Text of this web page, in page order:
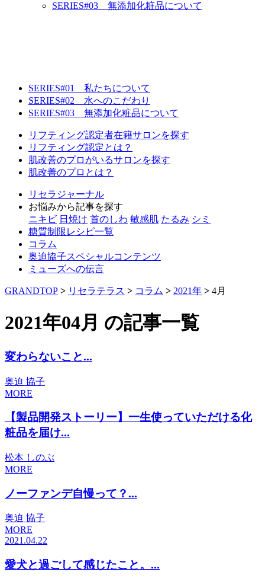
SERIES#03 無添加化粧品について
SERIES#01 私たちについて
SERIES#02 水へのこだわり
SERIES#03 無添加化粧品について
リフティング認定者在籍サロンを探す
リフティング認定とは？
肌改善のプロがいるサロンを探す
肌改善のプロとは？
リセラジャーナル
お悩みから記事を探す
ニキビ 日焼け 首のしわ 敏感肌 たるみ シミ
糖質制限レシピ一覧
コラム
奥迫協子スペシャルコンテンツ
ミューズへの伝言
GRANDTOP > リセラテラス > コラム > 2021年 > 4月
2021年04月 の記事一覧
変わらないこと...
奥迫 協子
MORE
【製品開発ストーリー】一生使っていただける化
粧品を届け...
松本 しのぶ
MORE
ノーファンデ自慢って？...
奥迫 協子
MORE
2021.04.22
愛犬と過ごして感じたこと。...